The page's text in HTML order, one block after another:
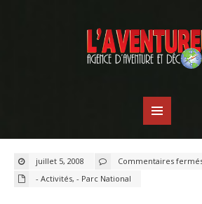
juillet 5, 2008 Commentaires
- Activités, - Parc National